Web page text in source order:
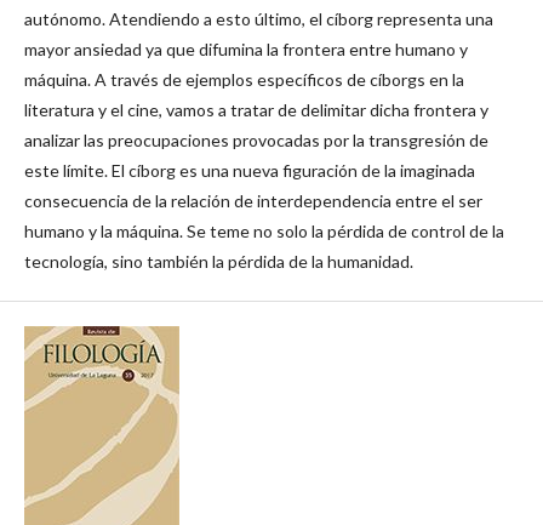
autónomo. Atendiendo a esto último, el cíborg representa una
mayor ansiedad ya que difumina la frontera entre humano y
máquina. A través de ejemplos específicos de cíborgs en la
literatura y el cine, vamos a tratar de delimitar dicha frontera y
analizar las preocupaciones provocadas por la transgresión de
este límite. El cíborg es una nueva figuración de la imaginada
consecuencia de la relación de interdependencia entre el ser
humano y la máquina. Se teme no solo la pérdida de control de la
tecnología, sino también la pérdida de la humanidad.